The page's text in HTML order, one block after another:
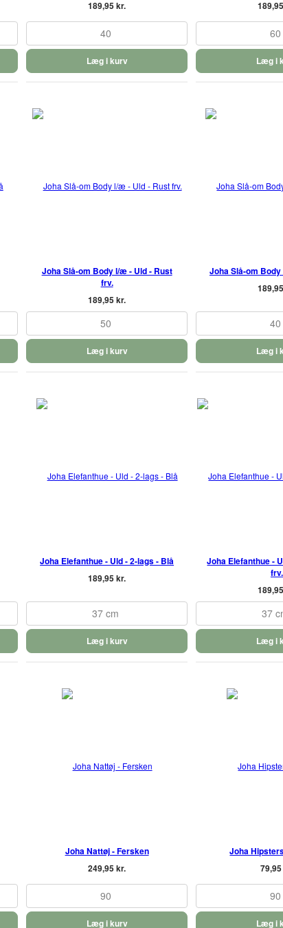
189,95 kr.
40
Læg i kurv
60
Læg i
Joha Slå-om Body l/æ - Uld - Rust
frv.
189,95 kr.
50
Læg i kurv
Joha Slå-om
40
Læg i
Joha Elefanthue - Uld - 2-lags - Blå
189,95 kr.
37 cm
Læg i kurv
Joha Elefanthue -
frv.
37
Læg i
Joha Nattøj - Fersken
249,95 kr.
90
Læg i kurv
Joha
90
Læg i